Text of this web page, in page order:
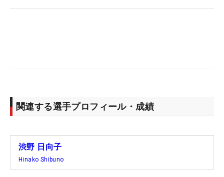
関連する選手プロフィール・成績
渋野 日向子
Hinako Shibuno